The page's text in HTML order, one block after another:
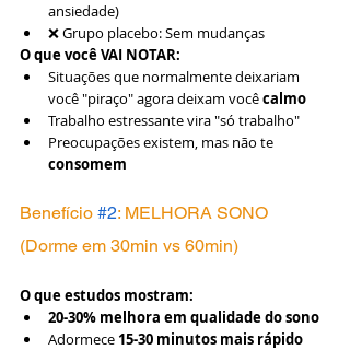
ansiedade)
❌ Grupo placebo: Sem mudanças
O que você VAI NOTAR:
Situações que normalmente deixariam
você "piraço" agora deixam você calmo
Trabalho estressante vira "só trabalho"
Preocupações existem, mas não te
consomem
Benefício #2: MELHORA SONO
(Dorme em 30min vs 60min)
O que estudos mostram:
20-30% melhora em qualidade do sono
Adormece 15-30 minutos mais rápido